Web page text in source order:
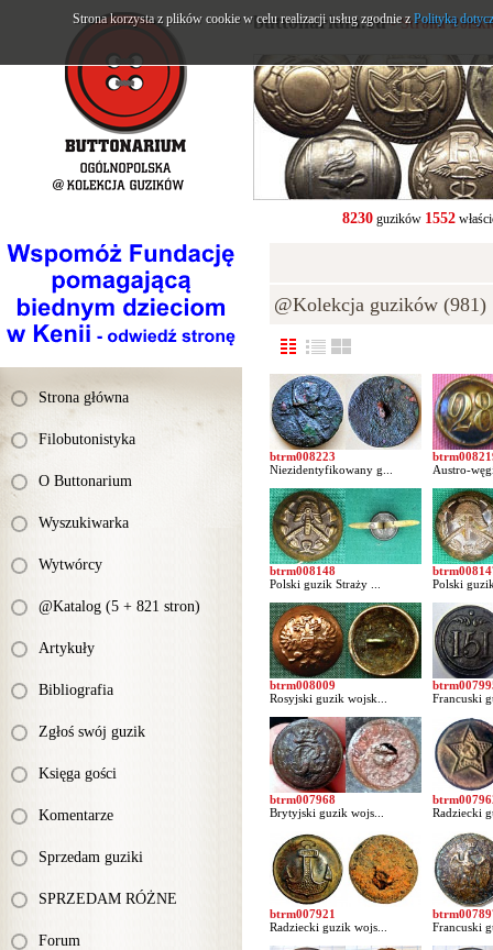
Strona główna
Filobutonistyka
O Buttonarium
Wyszukiwarka
Wytwórcy
@Katalog (5 + 821 stron)
Artykuły
Bibliografia
Zgłoś swój guzik
Księga gości
Komentarze
Sprzedam guziki
SPRZEDAM RÓŻNE
Forum
buttonarium.eu- Strona
8230guzików 1552
@Kolekcja guzików (981)
btrm008223
Niezidentyfikowany g...
Austro-
btrm008148
Polski guzik Straży ...
Polski
btrm008009
Rosyjski guzik wojsk...
Francuski
btrm007968
Brytyjski guzik wojs...
Radziecki
btrm007921
Radziecki guzik wojs...
Francuski
Strona korzysta z plików cookie w celu realizacji usług zgodnie zPolityką